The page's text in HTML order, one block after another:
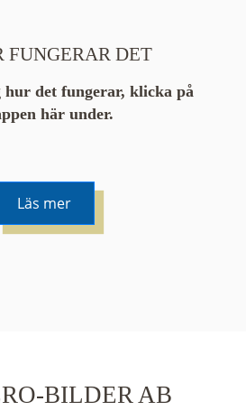
FUNGERAR DET
det fungerar, klicka på
här under.
Läs mer
BILDER AB